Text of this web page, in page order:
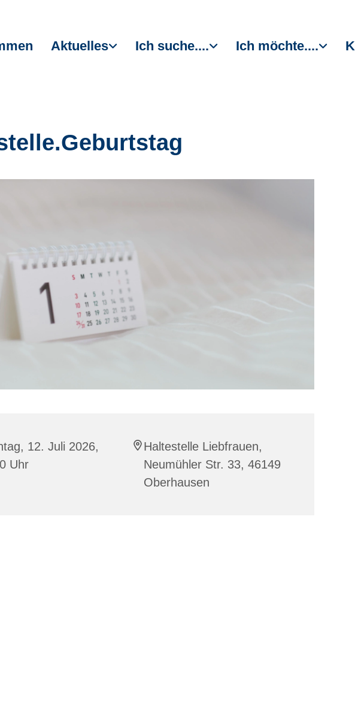
Aktuelles Ich suche.... Ich möchte....
12. Juli 2026,
Uhr
Haltestelle Liebfrauen,
Neumühler Str. 33, 46149
Oberhausen